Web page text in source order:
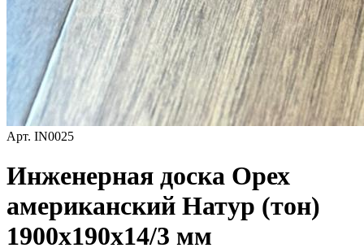
Арт. IN0025
Инженерная доска Орех
американский Натур (тон)
1900х190х14/3 мм